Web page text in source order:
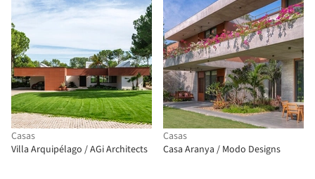
Casas
Villa Arquipélago / AGi Architects
Casas
Casa Aranya / Modo Designs